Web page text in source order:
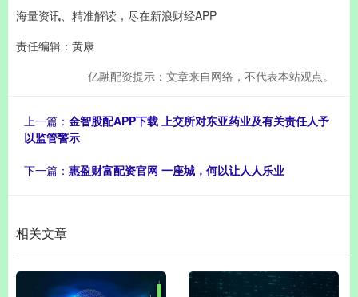
海量资讯、精准解读，尽在新浪财经APP
责任编辑：黄康
亿融配资提示：文章来自网络，不代表本站观点。
上一篇： 金智股配APP下载 上交所对东亚药业及有关责任人予
以监管警示
下一篇： 惠盈财富配资官网 一座城，何以让人人乐业
相关文章